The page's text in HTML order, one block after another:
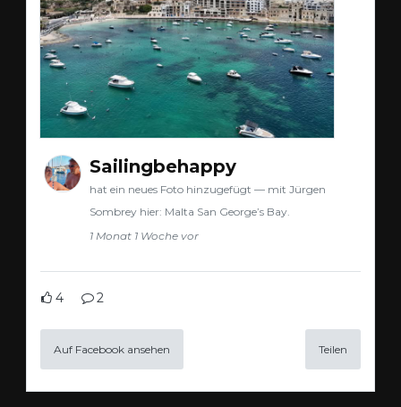
Sailingbehappy
hat ein neues Foto hinzugefügt — mit Jürgen
Sombrey hier: Malta San George’s Bay.
1 Monat 1 Woche vor
4 2
Auf Facebook ansehen Teilen